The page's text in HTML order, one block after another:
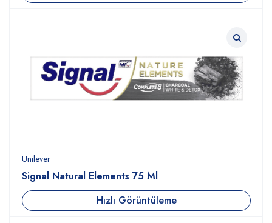
Unilever
Signal Natural Elements 75 Ml
Hızlı Görüntüleme